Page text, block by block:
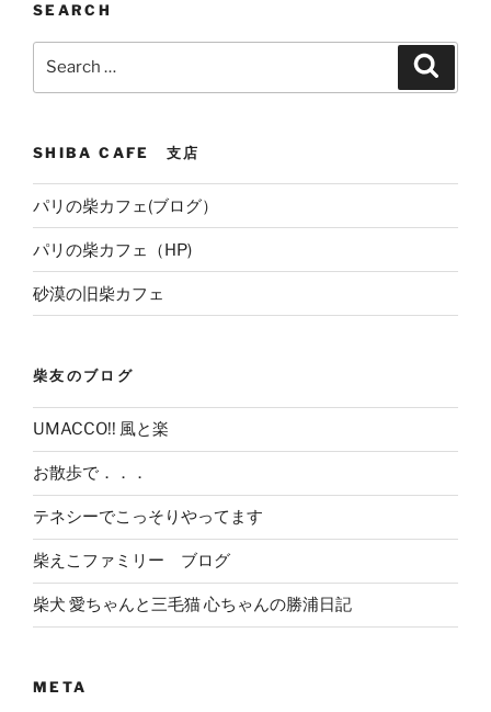
SEARCH
SHIBA CAFE 支店
パリの柴カフェ(ブログ）
パリの柴カフェ（HP)
砂漠の旧柴カフェ
柴友のブログ
UMACCO!! 風と楽
お散歩で．．．
テネシーでこっそりやってます
柴えこファミリー ブログ
柴犬 愛ちゃんと三毛猫 心ちゃんの勝浦日記
META